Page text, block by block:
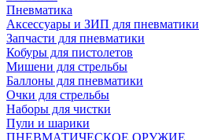
Пневматика
Аксессуары и ЗИП для пневматики
Запчасти для пневматики
Кобуры для пистолетов
Мишени для стрельбы
Баллоны для пневматики
Очки для стрельбы
Наборы для чистки
Пули и шарики
ПНЕВМАТИЧЕСКОЕ ОРУЖИЕ